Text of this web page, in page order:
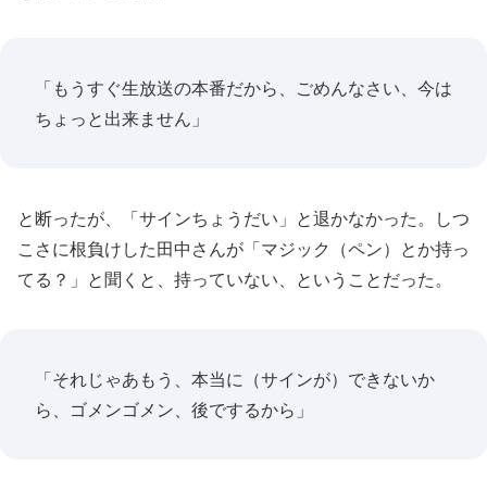
「もうすぐ生放送の本番だから、ごめんなさい、今は
ちょっと出来ません」
と断ったが、「サインちょうだい」と退かなかった。しつ
こさに根負けした田中さんが「マジック（ペン）とか持っ
てる？」と聞くと、持っていない、ということだった。
「それじゃあもう、本当に（サインが）できないか
ら、ゴメンゴメン、後でするから」